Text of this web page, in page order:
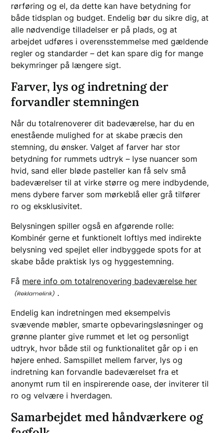
rørføring og el, da dette kan have betydning for
både tidsplan og budget. Endelig bør du sikre dig, at
alle nødvendige tilladelser er på plads, og at
arbejdet udføres i overensstemmelse med gældende
regler og standarder – det kan spare dig for mange
bekymringer på længere sigt.
Farver, lys og indretning der
forvandler stemningen
Når du totalrenoverer dit badeværelse, har du en
enestående mulighed for at skabe præcis den
stemning, du ønsker. Valget af farver har stor
betydning for rummets udtryk – lyse nuancer som
hvid, sand eller bløde pasteller kan få selv små
badeværelser til at virke større og mere indbydende,
mens dybere farver som mørkeblå eller grå tilfører
ro og eksklusivitet.
Belysningen spiller også en afgørende rolle:
Kombinér gerne et funktionelt loftlys med indirekte
belysning ved spejlet eller indbyggede spots for at
skabe både praktisk lys og hyggestemning.
Få mere info om totalrenovering badeværelse her
.
Endelig kan indretningen med eksempelvis
svævende møbler, smarte opbevaringsløsninger og
grønne planter give rummet et let og personligt
udtryk, hvor både stil og funktionalitet går op i en
højere enhed. Samspillet mellem farver, lys og
indretning kan forvandle badeværelset fra et
anonymt rum til en inspirerende oase, der inviterer til
ro og velvære i hverdagen.
Samarbejdet med håndværkere og